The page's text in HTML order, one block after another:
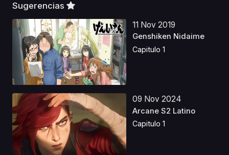
Sugerencias
11 Nov 2019
Genshiken Nidaime
Capitulo 1
09 Nov 2024
Arcane S2 Latino
Capitulo 1